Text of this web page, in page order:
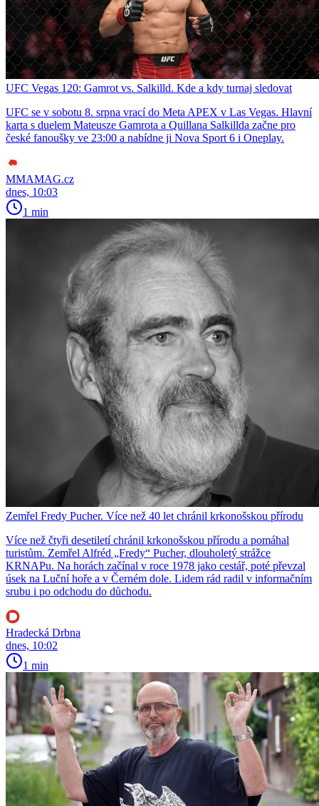
UFC Vegas 120: Gamrot vs. Salkilld. Kde a kdy turnaj sledovat
UFC se v sobotu 8. srpna vrací do Meta APEX v Las Vegas. Hlavní
karta s duelem Mateusze Gamrota a Quillana Salkillda začne pro
české fanoušky ve 23:00 a nabídne ji Nova Sport 6 i Oneplay.
MMAMAG.cz
dnes, 10:03
1 min
Zemřel Fredy Pucher. Více než 40 let chránil krkonošskou přírodu
Více než čtyři desetiletí chránil krkonošskou přírodu a pomáhal
turistům. Zemřel Alfréd „Fredy“ Pucher, dlouholetý strážce
KRNAPu. Na horách začínal v roce 1978 jako cestář, poté převzal
úsek na Luční hoře a v Černém dole. Lidem rád radil v informačním
srubu i po odchodu do důchodu.
Hradecká Drbna
dnes, 10:02
1 min